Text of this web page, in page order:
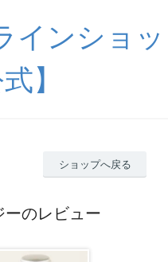
インショッ
】
ショップへ戻る
ーのレビュー